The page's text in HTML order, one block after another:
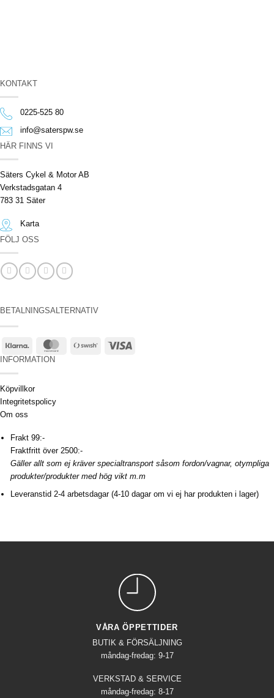
KONTAKT
0225-525 80
info@saterspw.se
HÄR FINNS VI
Säters Cykel & Motor AB
Verkstadsgatan 4
783 31 Säter
Karta
FÖLJ OSS
BETALNINGSALTERNATIV
Klarna MasterCardSwish
INFORMATION
Köpvillkor
Integritetspolicy
Om oss
Frakt 99:-
Fraktfritt över 2500:-
Gäller allt som ej kräver specialtransport såsom fordon/vagnar, otympliga
produkter/produkter med hög vikt m.m
Leveranstid 2-4 arbetsdagar (4-10 dagar om vi ej har produkten i lager)
VÅRA ÖPPETTIDER
BUTIK & FÖRSÄLJNING
måndag-fredag: 9-17
VERKSTAD & SERVICE
måndag-fredag: 8-17